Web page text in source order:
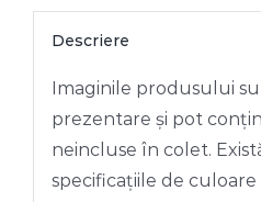
Descriere
Imaginile produsului
prezentare și pot
neincluse în colet.
specificațiile de